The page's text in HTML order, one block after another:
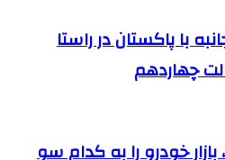
با پاکستان در راستا
چهاردهم
خودرو را به کدام سو